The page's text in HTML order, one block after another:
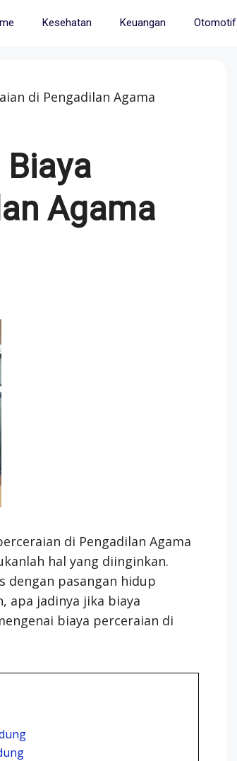
Kesehatan Keuangan Otomotif
di Pengadilan Agama
Agama
di Pengadilan Agama
hal yang diinginkan.
dengan pasangan hidup
apa jadinya jika biaya
biaya perceraian di